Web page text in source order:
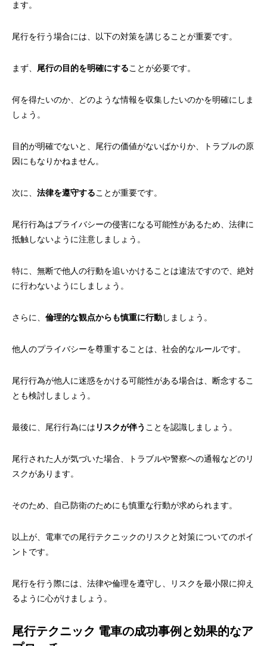
ます。
尾行を行う場合には、以下の対策を講じることが重要です。
まず、 尾行の目的を明確にすることが必要です。
何を得たいのか、どのような情報を収集したいのかを明確にしま
しょう。
目的が明確でないと、尾行の価値がないばかりか、トラブルの原
因にもなりかねません。
次に、 法律を遵守することが重要です。
尾行行為はプライバシーの侵害になる可能性があるため、法律に
抵触しないように注意しましょう。
特に、無断で他人の行動を追いかけることは違法ですので、絶対
に行わないようにしましょう。
さらに、 倫理的な観点からも慎重に行動 しましょう。
他人のプライバシーを尊重することは、社会的なルールです。
尾行行為が他人に迷惑をかける可能性がある場合は、断念するこ
とも検討しましょう。
最後に、尾行行為には リスクが伴う ことを認識しましょう。
尾行された人が気づいた場合、トラブルや警察への通報などのリ
スクがあります。
そのため、自己防衛のためにも慎重な行動が求められます。
以上が、電車での尾行テクニックのリスクと対策についてのポイ
ントです。
尾行を行う際には、法律や倫理を遵守し、リスクを最小限に抑え
るように心がけましょう。
尾行テクニック 電車の成功事例と効果的なア